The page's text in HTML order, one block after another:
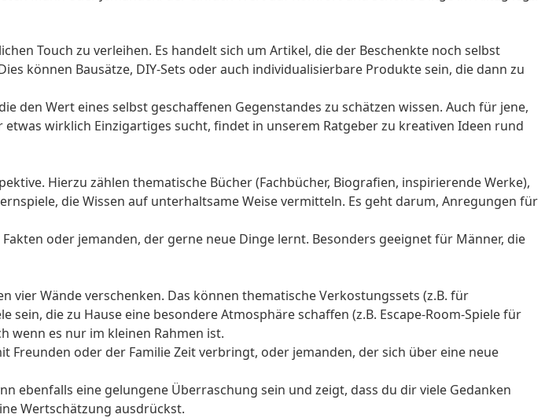
Touch zu verleihen. Es handelt sich um Artikel, die der Beschenkte noch selbst
können Bausätze, DIY-Sets oder auch individualisierbare Produkte sein, die dann zu
den Wert eines selbst geschaffenen Gegenstandes zu schätzen wissen. Auch für jene,
wirklich Einzigartiges sucht, findet in unserem Ratgeber zu kreativen Ideen rund
Hierzu zählen thematische Bücher (Fachbücher, Biografien, inspirierende Werke),
die Wissen auf unterhaltsame Weise vermitteln. Es geht darum, Anregungen für
oder jemanden, der gerne neue Dinge lernt. Besonders geeignet für Männer, die
vier Wände verschenken. Das können thematische Verkostungssets (z.B. für
die zu Hause eine besondere Atmosphäre schaffen (z.B. Escape-Room-Spiele für
wenn es nur im kleinen Rahmen ist.
Freunden oder der Familie Zeit verbringt, oder jemanden, der sich über eine neue
ebenfalls eine gelungene Überraschung sein und zeigt, dass du dir viele Gedanken
Wertschätzung ausdrückst.